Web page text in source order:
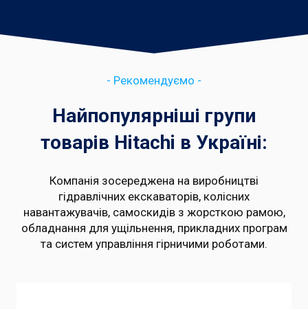
- Рекомендуємо -
Найпопулярніші групи
товарів Hitachi в Україні:
Компанія зосереджена на виробництві
гідравлічних екскаваторів, колісних
навантажувачів, самоскидів з жорсткою рамою,
обладнання для ущільнення, прикладних програм
та систем управління гірничими роботами.